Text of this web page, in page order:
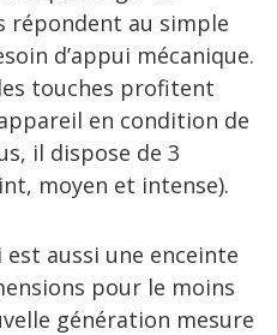
répondent au simple
d’appui mécanique.
touches profitent
en condition de
il dispose de 3
moyen et intense).
aussi une enceinte
pour le moins
génération mesure